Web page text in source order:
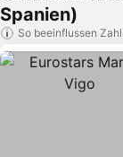
Spanien)
So beeinflussen